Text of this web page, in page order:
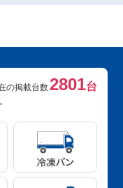
の掲載台数2801台